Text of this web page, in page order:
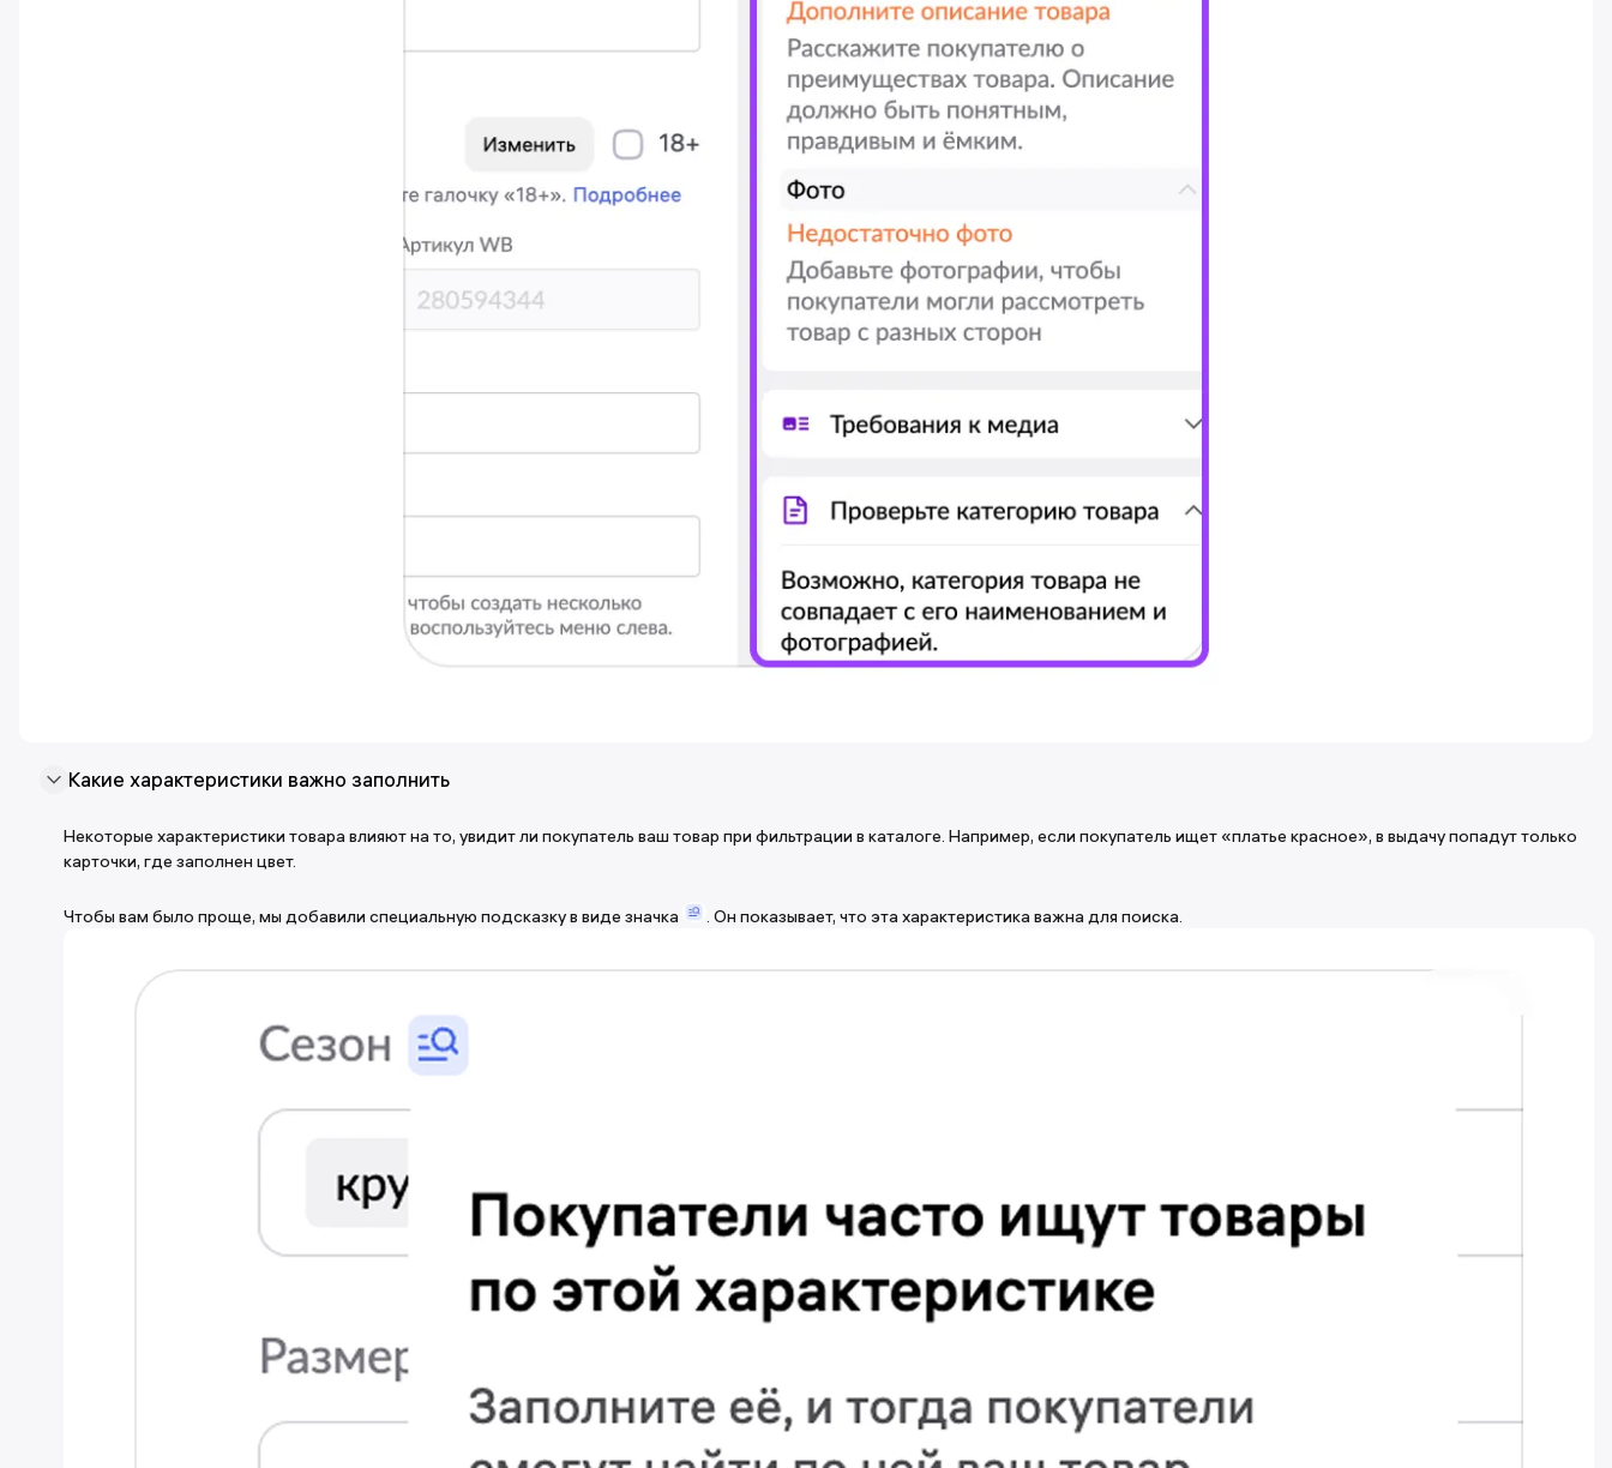
Какие характеристики важно заполнить
Некоторые характеристики товара влияют на то, увидит ли покупатель ваш товар при фильтрации в каталоге. Например, если покупатель ищет «платье красное», в выдачу попадут только
карточки, где заполнен цвет.
Чтобы вам было проще, мы добавили специальную подсказку в виде значка . Он показывает, что эта характеристика важна для поиска.